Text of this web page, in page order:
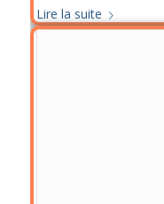
Lire la suite